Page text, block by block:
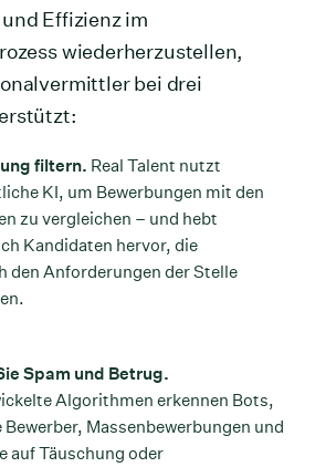
Effizienz im
wiederherzustellen,
bei drei
filtern. Real Talent nutzt
KI, um Bewerbungen mit den
zu vergleichen – und hebt
Kandidaten hervor, die
den Anforderungen der Stelle
Spam und Betrug.
Algorithmen erkennen Bots,
Massenbewerbungen und
auf Täuschung oder